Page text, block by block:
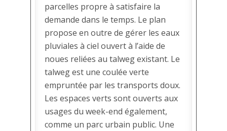
parcelles propre à satisfaire la
demande dans le temps. Le plan
propose en outre de gérer les eaux
pluviales à ciel ouvert à l’aide de
noues reliées au talweg existant. Le
talweg est une coulée verte
empruntée par les transports doux.
Les espaces verts sont ouverts aux
usages du week-end également,
comme un parc urbain public. Une